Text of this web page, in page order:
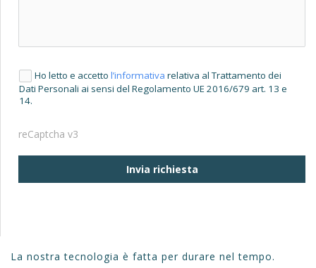
Ho letto e accettol’informativa relativa al Trattamento dei
Dati Personali ai sensi del Regolamento UE 2016/679 art. 13 e
14.
reCaptcha v3
Invia richiesta
La nostra tecnologia è fatta per durare nel tempo.